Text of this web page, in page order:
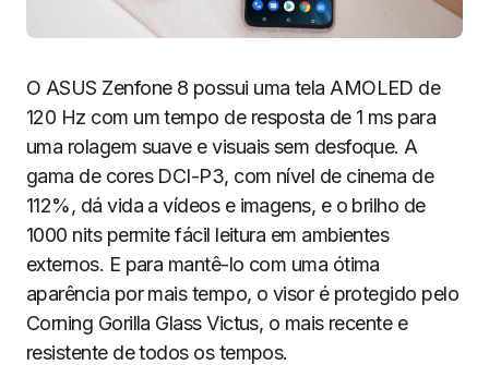
O ASUS Zenfone 8 possui uma tela AMOLED de
120 Hz com um tempo de resposta de 1 ms para
uma rolagem suave e visuais sem desfoque. A
gama de cores DCI-P3, com nível de cinema de
112%, dá vida a vídeos e imagens, e o brilho de
1000 nits permite fácil leitura em ambientes
externos. E para mantê-lo com uma ótima
aparência por mais tempo, o visor é protegido pelo
Corning Gorilla Glass Victus, o mais recente e
resistente de todos os tempos.